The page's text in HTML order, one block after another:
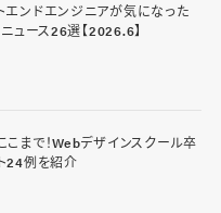
エンドエンジニアが気になった
ュース26選【2026.6】
こまで！Webデザインスクール卒
24例を紹介